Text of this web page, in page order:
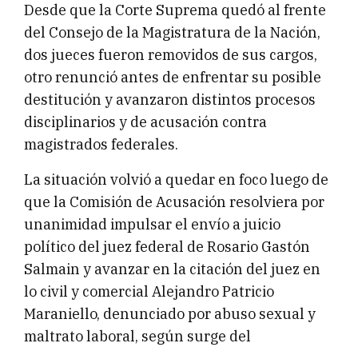
Desde que la Corte Suprema quedó al frente
del Consejo de la Magistratura de la Nación,
dos jueces fueron removidos de sus cargos,
otro renunció antes de enfrentar su posible
destitución y avanzaron distintos procesos
disciplinarios y de acusación contra
magistrados federales.
La situación volvió a quedar en foco luego de
que la Comisión de Acusación resolviera por
unanimidad impulsar el envío a juicio
político del juez federal de Rosario Gastón
Salmain y avanzar en la citación del juez en
lo civil y comercial Alejandro Patricio
Maraniello, denunciado por abuso sexual y
maltrato laboral, según surge del